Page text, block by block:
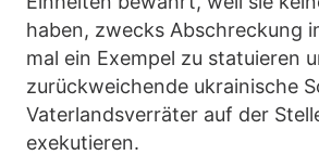
haben, zwecks Abschreckung
mal ein Exempel zu statuieren
zurückweichende ukrainische
Vaterlandsverräter auf der
exekutieren.